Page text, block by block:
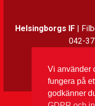
Helsingborgs IF |
042-
Vi använder
fungera på
godkänner